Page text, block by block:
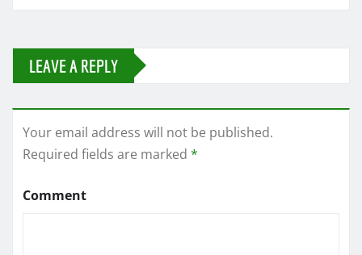
LEAVE A REPLY
Your email address will not be published.
Required fields are marked *
Comment